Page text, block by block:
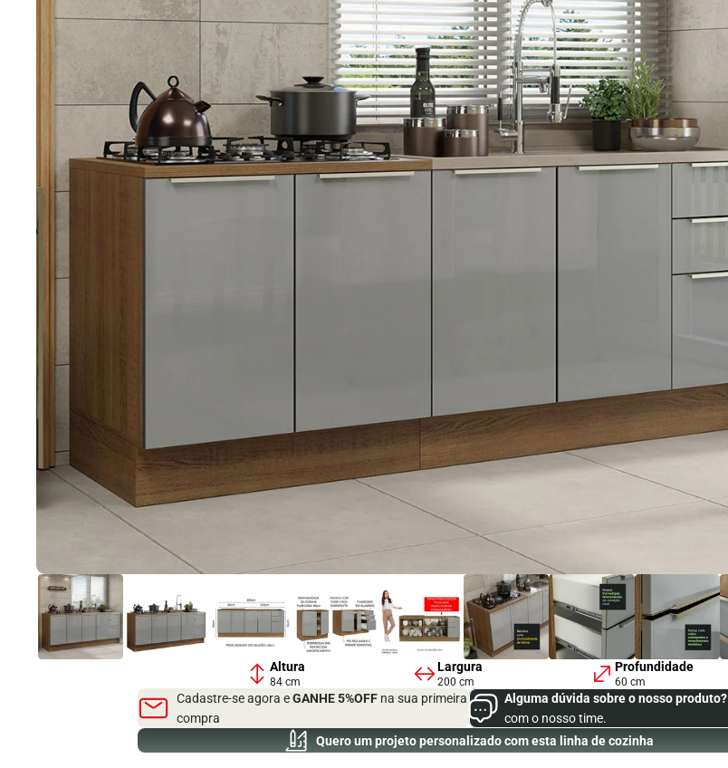
Altura
84 cm
Largura
200 cm
Profundidade
60 cm
Cadastre-se agora eGANHE 5%OFFna sua primeira
compra
Alguma dúvida sobre o nosso produto?
com o nosso time.
Quero um projeto personalizado com esta linha de cozinha